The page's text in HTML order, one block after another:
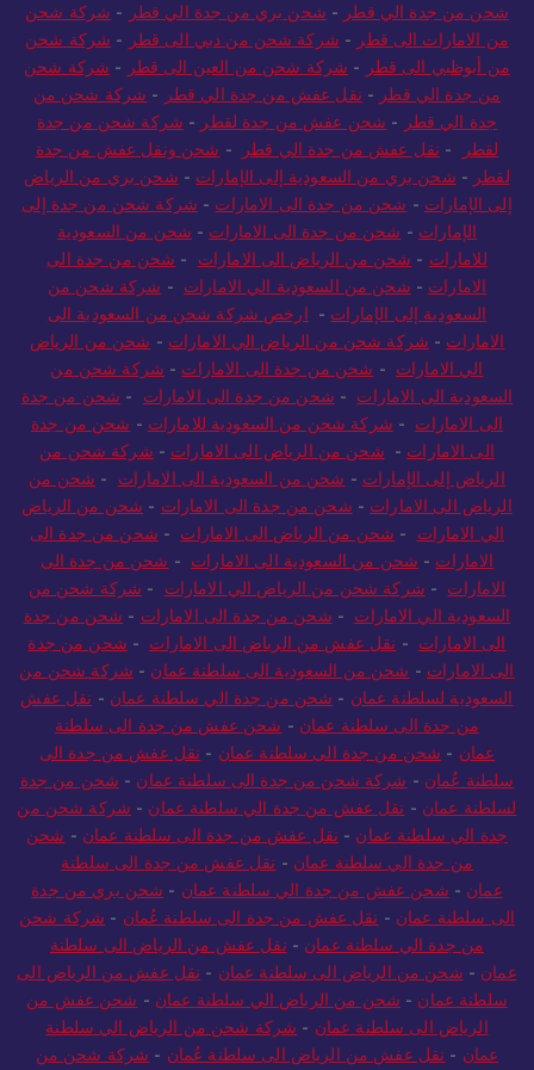
شحن من جدة الي قطر - شحن بري من جدة الي قطر - شركة شحن
من الامارات الى قطر - شركة شحن من دبي الى قطر - شركة شحن
من أبوظبي الى قطر - شركة شحن من العين الى قطر - شركة شحن
من جدة الي قطر - نقل عفش من جدة الي قطر - شركة شحن من
جدة الي قطر - شحن عفش من جدة لقطر - شركة شحن من جدة
لقطر
- نقل عفش من جدة الي قطر - شحن ونقل عفش من جدة
لقطر - شحن بري من السعودية إلى الإمارات - شحن بري من الرياض
إلى الإمارات - شحن من جدة الى الامارات - شركة شحن من جدة إلى
الإمارات - شحن من جدة الى الامارات - شحن من السعودية
للامارات - شحن من الرياض الى الامارات - شحن من جدة الى
الامارات - شحن من السعودية الي الامارات - شركة شحن من
السعودية إلى الإمارات - ارخص شركة شحن من السعودية الى
الامارات - شركة شحن من الرياض الي الامارات - شحن من الرياض
الي الامارات - شحن من جدة الى الامارات - شركة شحن من
السعودية الى الامارات - شحن من جدة الى الامارات - شحن من جدة
الى الامارات - شركة شحن من السعودية للامارات - شحن من جدة
الى الامارات - شحن من الرياض الى الامارات - شركة شحن من
الرياض إلى الإمارات - شحن من السعودية الى الامارات - شحن من
الرياض الى الامارات - شحن من جدة الى الامارات - شحن من الرياض
الي الامارات - شحن من الرياض الى الامارات - شحن من جدة الى
الامارات - شحن من السعودية الى الامارات - شحن من جدة الى
الامارات - شركة شحن من الرياض الي الامارات - شركة شحن من
السعودية الي الامارات - شحن من جدة الى الامارات - شحن من جدة
الى الامارات - نقل عفش من الرياض الى الامارات - شحن من جدة
الى الامارات - شحن من السعودية الى سلطنة عمان - شركة شحن من
السعودية لسلطنة عمان - شحن من جدة الي سلطنة عمان - نقل عفش
من جدة الى سلطنة عمان - شحن عفش من جدة الى سلطنة
عمان - شحن من جدة الى سلطنة عمان - نقل عفش من جدة الى
سلطنة عُمان - شركة شحن من جدة الى سلطنة عمان - شحن من جدة
لسلطنة عمان - نقل عفش من جدة الي سلطنة عمان - شركة شحن من
جدة الي سلطنة عمان - نقل عفش من جدة الى سلطنة عمان - شحن
من جدة الي سلطنة عمان - نقل عفش من جدة الى سلطنة
عمان - شحن عفش من جدة الي سلطنة عمان - شحن بري من جدة
الى سلطنة عمان - نقل عفش من جدة الى سلطنة عُمان - شركة شحن
من جدة الي سلطنة عمان - نقل عفش من الرياض الى سلطنة
عمان - شحن من الرياض الى سلطنة عمان - نقل عفش من الرياض الى
سلطنة عمان - شحن من الرياض الي سلطنة عمان - شحن عفش من
الرياض الى سلطنة عمان - شركة شحن من الرياض الي سلطنة
عمان - نقل عفش من الرياض الى سلطنة عُمان - شركة شحن من